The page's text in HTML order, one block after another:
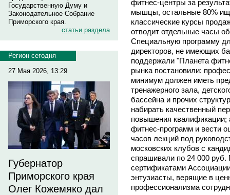
Государственную Думу и
Законодательное Собрание
Приморского края.
статьи раздела
Регион сегодня
27 Мая 2026, 13:29
Губернатор
Приморского края
Олег Кожемяко дал
фитнес-центры за
мышцы, остальные 80%
классические курсы
отводит отдельные часы
Специальную программу
директоров, не имеющих
поддержали "Планета
рынка постановили:
минимум должен иметь
тренажерного зала,
бассейна и прочих
набирать качественный
повышения квалификации;
фитнес-программ и вести
часов лекций под
московских клубов с
спрашивали по 24 000 руб.
сертификатами
энтузиасты, верящие в
профессионализма